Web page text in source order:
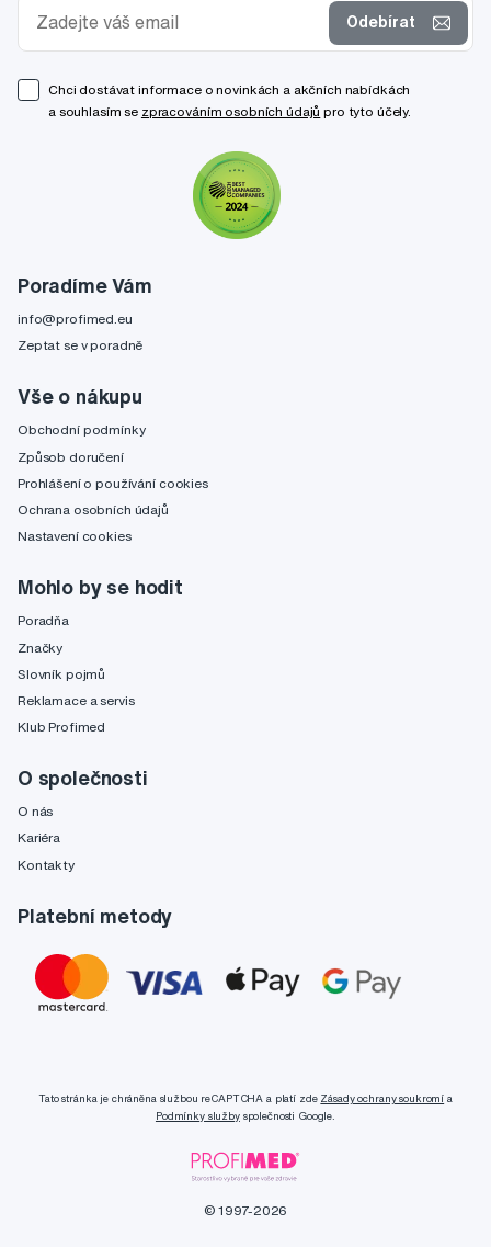
Poradíme Vám
info@profimed.eu
Zeptat se v poradně
Vše o nákupu
Obchodní podmínky
Způsob doručení
Prohlášení o používání cookies
Ochrana osobních údajů
Nastavení cookies
Mohlo by se hodit
Poradňa
Značky
Slovník pojmů
Reklamace a servis
Klub Profimed
O společnosti
O nás
Kariéra
Kontakty
Platební metody
Odebírat
Chci dostávat informace o novinkách a akčních nabídkách
a souhlasím se zpracováním osobních údajů pro tyto účely.
Tato stránka je chráněna službou reCAPTCHA a platí zde Zásady ochrany soukromí a
Podmínky službyspolečnosti Google.
© 1997-2026